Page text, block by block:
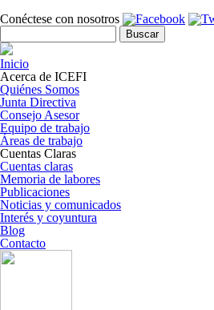
Conéctese con nosotros
Formulario de búsqueda
Inicio
Acerca de ICEFI
Quiénes Somos
Junta Directiva
Consejo Asesor
Equipo de trabajo
Áreas de trabajo
Cuentas Claras
Cuentas claras
Memoria de labores
Publicaciones
Noticias y comunicados
Interés y coyuntura
Blog
Contacto